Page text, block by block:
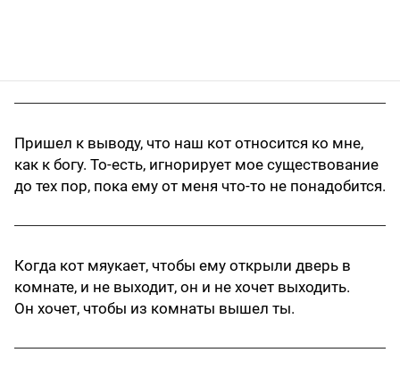
Пришел к выводу, что наш кот относится ко мне,
как к богу. То-есть, игнорирует мое существование
до тех пор, пока ему от меня что-то не понадобится.
Когда кот мяукает, чтобы ему открыли дверь в
комнате, и не выходит, он и не хочет выходить.
Он хочет, чтобы из комнаты вышел ты.